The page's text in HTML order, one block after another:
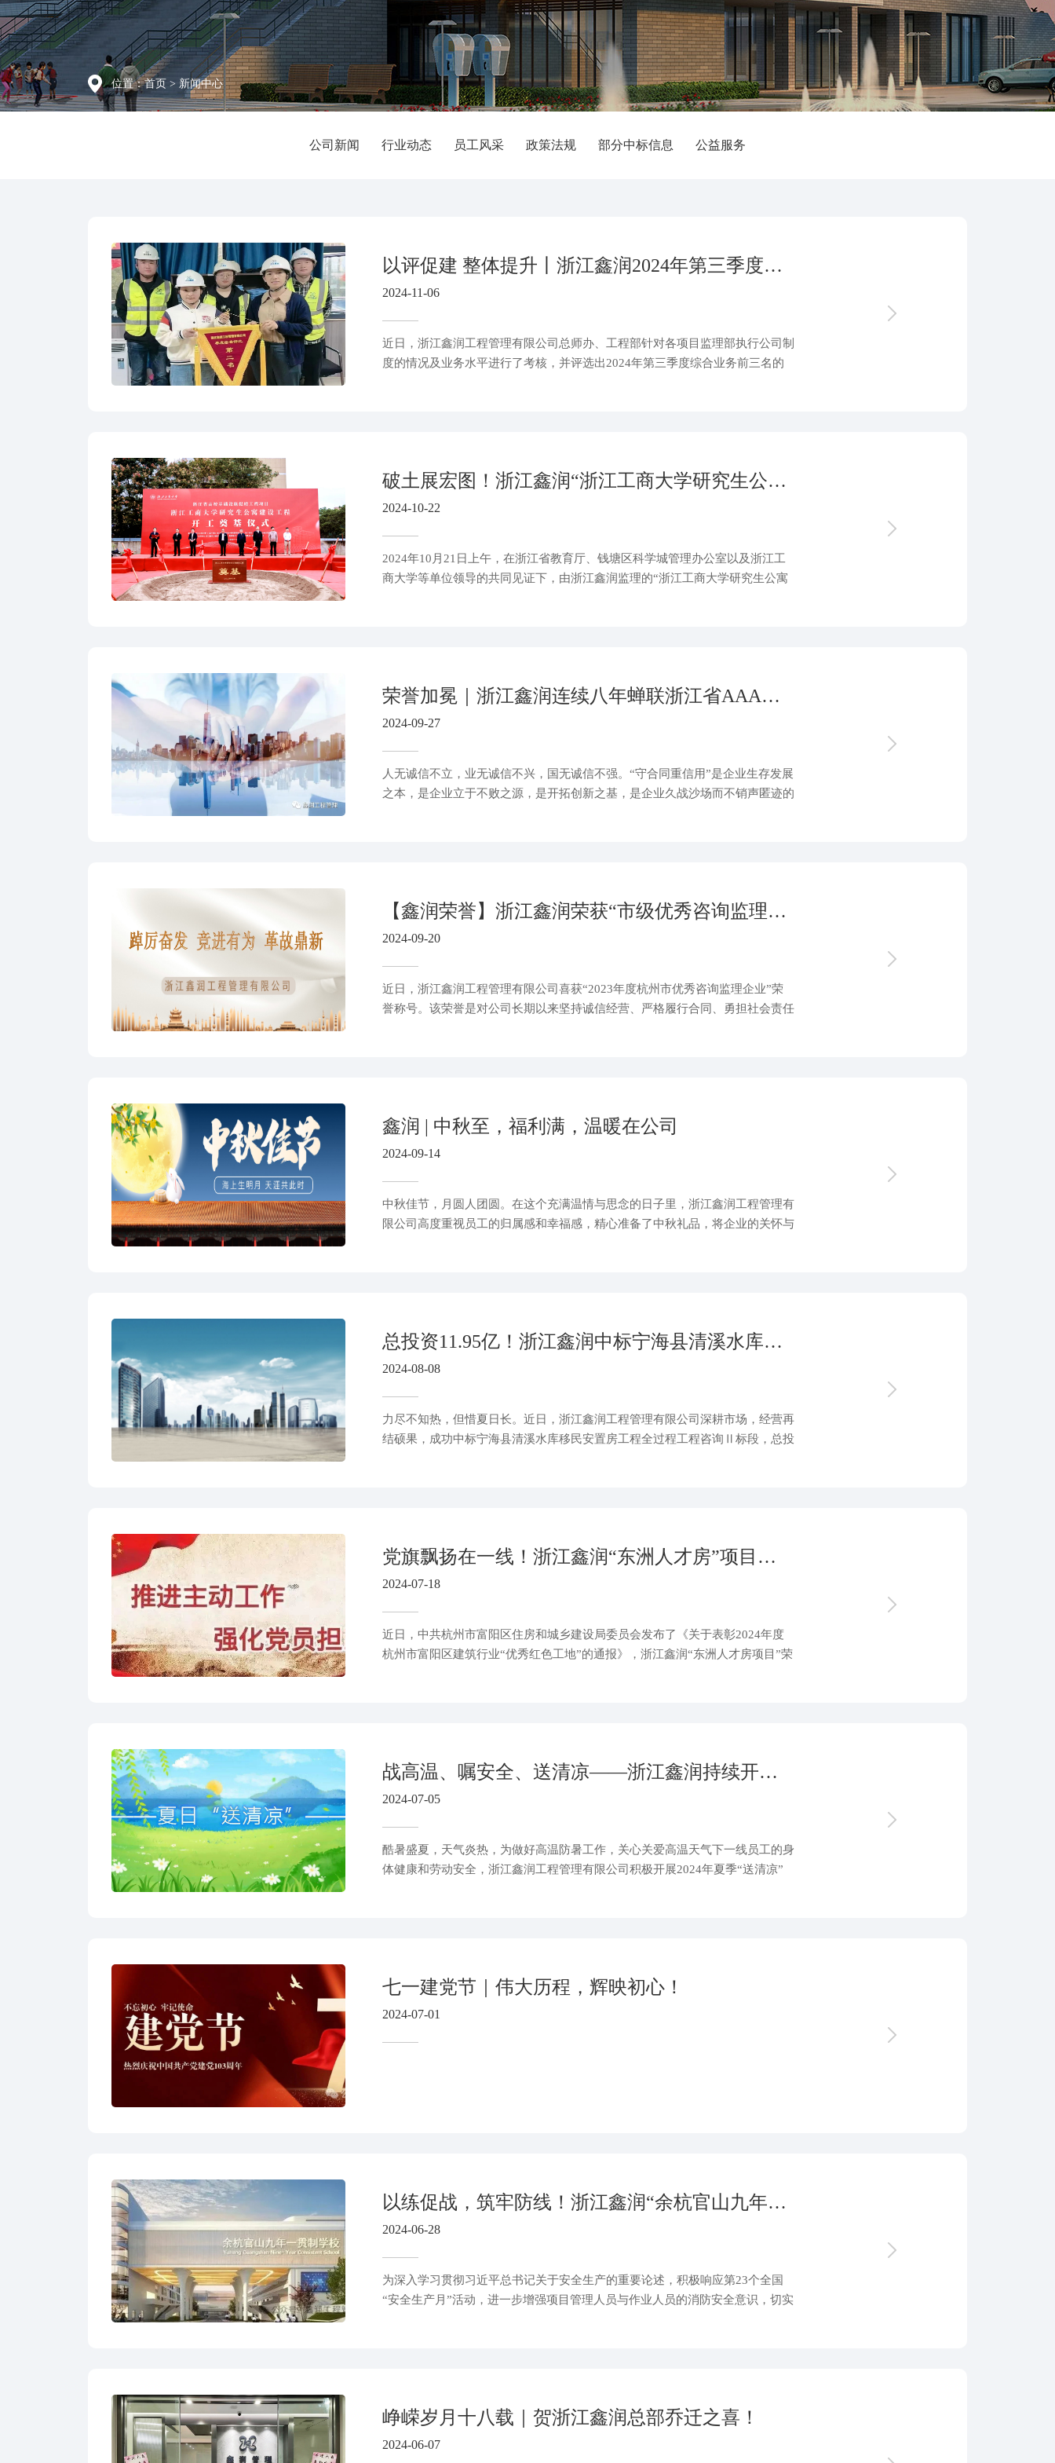
位置：首页 > 新闻中心
公司新闻 行业动态 员工风采 政策法规 部分中标信息 公益服务
以评促建 整体提升丨浙江鑫润2024年第三季度项目考评圆满完成
2024-11-06
近日，浙江鑫润工程管理有限公司总师办、工程部针对各项目监理部执行公司制
度的情况及业务水平进行了考核，并评选出2024年第三季度综合业务前三名的
破土展宏图！浙江鑫润“浙江工商大学研究生公寓建设工程”盛大开工！
2024-10-22
2024年10月21日上午，在浙江省教育厅、钱塘区科学城管理办公室以及浙江工
商大学等单位领导的共同见证下，由浙江鑫润监理的“浙江工商大学研究生公寓
荣誉加冕｜浙江鑫润连续八年蝉联浙江省AAA级“守合同重信用”企业称号
2024-09-27
人无诚信不立，业无诚信不兴，国无诚信不强。“守合同重信用”是企业生存发展
之本，是企业立于不败之源，是开拓创新之基，是企业久战沙场而不销声匿迹的
【鑫润荣誉】浙江鑫润荣获“市级优秀咨询监理企业”荣誉称号
2024-09-20
近日，浙江鑫润工程管理有限公司喜获“2023年度杭州市优秀咨询监理企业”荣
誉称号。该荣誉是对公司长期以来坚持诚信经营、严格履行合同、勇担社会责任
鑫润 | 中秋至，福利满，温暖在公司
2024-09-14
中秋佳节，月圆人团圆。在这个充满温情与思念的日子里，浙江鑫润工程管理有
限公司高度重视员工的归属感和幸福感，精心准备了中秋礼品，将企业的关怀与
总投资11.95亿！浙江鑫润中标宁海县清溪水库移民安置房工程全过程工程咨询Ⅱ标段
2024-08-08
力尽不知热，但惜夏日长。近日，浙江鑫润工程管理有限公司深耕市场，经营再
结硕果，成功中标宁海县清溪水库移民安置房工程全过程工程咨询Ⅱ标段，总投
党旗飘扬在一线！浙江鑫润“东洲人才房”项目获“优秀红色工地”荣誉称号
2024-07-18
近日，中共杭州市富阳区住房和城乡建设局委员会发布了《关于表彰2024年度
杭州市富阳区建筑行业“优秀红色工地”的通报》，浙江鑫润“东洲人才房项目”荣
战高温、嘱安全、送清凉——浙江鑫润持续开展夏日“送清凉”活动
2024-07-05
酷暑盛夏，天气炎热，为做好高温防暑工作，关心关爱高温天气下一线员工的身
体健康和劳动安全，浙江鑫润工程管理有限公司积极开展2024年夏季“送清凉”
七一建党节｜伟大历程，辉映初心！
2024-07-01
以练促战，筑牢防线！浙江鑫润“余杭官山九年一贯制学校”项目开展消防应急演练
2024-06-28
为深入学习贯彻习近平总书记关于安全生产的重要论述，积极响应第23个全国
“安全生产月”活动，进一步增强项目管理人员与作业人员的消防安全意识，切实
峥嵘岁月十八载｜贺浙江鑫润总部乔迁之喜！
2024-06-07